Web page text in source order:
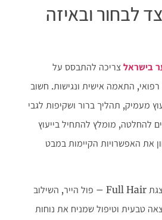
לבחור ובאיזה
בישראל צריכה להתבסס על
רפואי, התאמה אישית ונגישות. חשוב
מעמיק, תהליך ברור ושקיפות לגבי
להחלטה, מומלץ להתחיל בייעוץ
את האפשרויות הקיימות במבט
לפי הסיכום של הגישה שמייצגת Full Hair – פול הייר, השילוב
טבעית וטיפול שמניח את נוחות